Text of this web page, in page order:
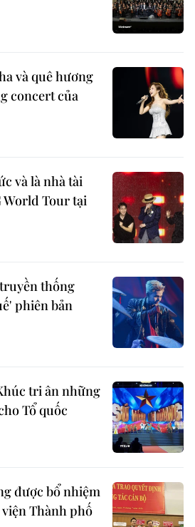
và quê hương
concert của
và là nhà tài
Tour tại
thống
phiên bản
tri ân những
Tổ quốc
được bổ nhiệm
Thành phố